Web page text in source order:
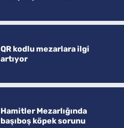
QR kodlu mezarlara ilgi
artıyor
Hamitler Mezarlığında
başıboş köpek sorunu